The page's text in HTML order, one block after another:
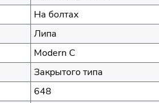
На болтах
Липа
Modern C
Закрытого типа
648